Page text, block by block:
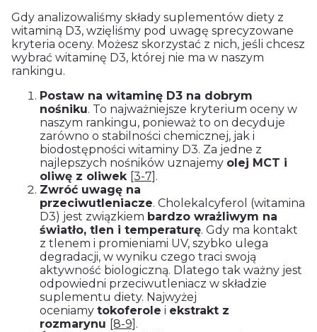
Gdy analizowaliśmy składy suplementów diety z
witaminą D3, wzięliśmy pod uwagę sprecyzowane
kryteria oceny. Możesz skorzystać z nich, jeśli chcesz
wybrać witaminę D3, której nie ma w naszym
rankingu.
Postaw na witaminę D3 na dobrym
nośniku. To najważniejsze kryterium oceny w
naszym rankingu, ponieważ to on decyduje
zarówno o stabilności chemicznej, jak i
biodostępności witaminy D3. Za jedne z
najlepszych nośników uznajemy olej MCT i
oliwę z oliwek [3-7] .
Zwróć uwagę na
przeciwutleniacze. Cholekalcyferol (witamina
D3) jest związkiem bardzo wrażliwym na
światło, tlen i temperaturę. Gdy ma kontakt
z tlenem i promieniami UV, szybko ulega
degradacji, w wyniku czego traci swoją
aktywność biologiczną. Dlatego tak ważny jest
odpowiedni przeciwutleniacz w składzie
suplementu diety. Najwyżej
oceniamy tokoferole i ekstrakt z
rozmarynu [8-9] .